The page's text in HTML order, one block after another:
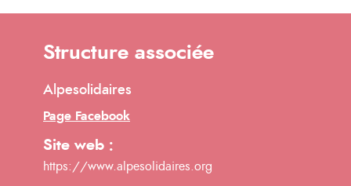
Structure associée
Alpesolidaires
Page Facebook
Site web :
https://www.alpesolidaires.org